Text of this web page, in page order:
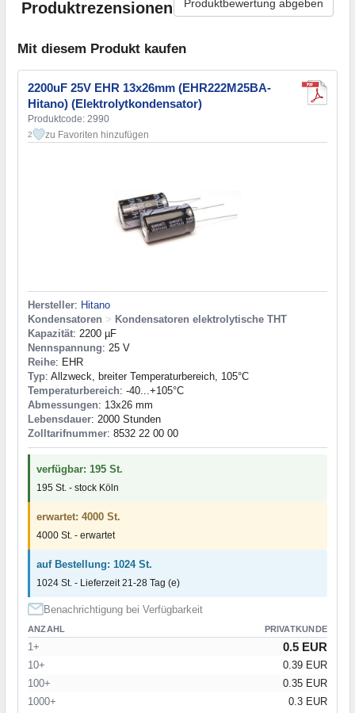
Produktrezensionen Produktbewertung abgeben
Mit diesem Produkt kaufen
2200uF 25V EHR 13x26mm (EHR222M25BA-
Hitano) (Elektrolytkondensator)
Produktcode: 2990
2 zu Favoriten hinzufügen
Hersteller: Hitano
Kondensatoren > Kondensatoren elektrolytische THT
Kapazität: 2200 µF
Nennspannung: 25 V
Reihe: EHR
Typ: Allzweck, breiter Temperaturbereich, 105°C
Temperaturbereich: -40...+105°C
Abmessungen: 13x26 mm
Lebensdauer: 2000 Stunden
Zolltarifnummer: 8532 22 00 00
verfügbar: 195 St.
195 St. - stock Köln
erwartet: 4000 St.
4000 St. - erwartet
auf Bestellung: 1024 St.
1024 St. - Lieferzeit 21-28 Tag (e)
Benachrichtigung bei Verfügbarkeit
ANZAHL PRIVATKUNDE
1+ 0.5 EUR
10+
0.39 EUR
100+
0.35 EUR
1000+
0.3 EUR